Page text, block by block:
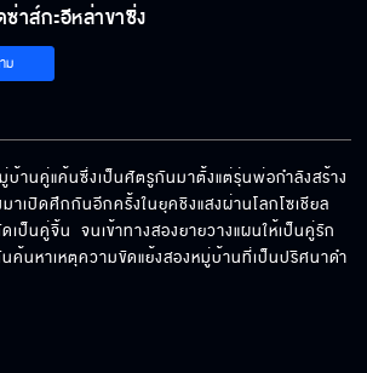
อยากให้แหลมสนใจเหรอ
หมู่บ้านเราไม่เคยมีปอบ
าส์กะอีหล่าขาซิ่ง
ม
บ้านคู่แค้นซึ่งเป็นศัตรูกันมาตั้งแต่รุ่นพ่อกำลังสร้าง
เปิดศึกกันอีกครั้งในยุคชิงแสงผ่านโลกโซเชียล
ป็นคู่จิ้น  จนเข้าทางสองยายวางแผนให้เป็นคู่รัก
ค้นหาเหตุความขัดแย้งสองหมู่บ้านที่เป็นปริศนาดำ